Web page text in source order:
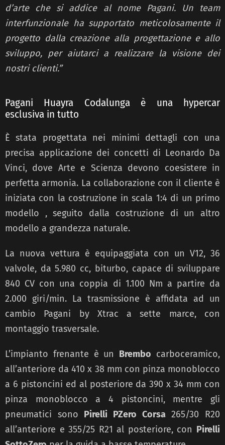
d’arte che si addice al nome Pagani. Un team
interfunzionale ha supportato meticolosamente il
progetto dalla creazione alla progettazione e allo
sviluppo, per aiutarci a realizzare la visione dei
nostri clienti.”
Pagani Huayra Codalunga è una hypercar
esclusiva in tutto
È stata progettata nei minimi dettagli con una
precisa applicazione dei concetti di Leonardo Da
Vinci, dove Arte e Scienza devono coesistere in
perfetta armonia. La collaborazione con il cliente è
iniziata con la costruzione in scala 1:4 di un primo
modello , seguito dalla costruzione di un altro
modello a grandezza naturale.
La nuova vettura è equipaggiata con un V12, 36
valvole, da 5.980 cc, biturbo, capace di sviluppare
840 CV con una coppia di 1.100 Nm a partire da
2.000 giri/min. La trasmissione è affidata ad un
cambio Pagani by Xtrac a sette marce, con
montaggio trasversale.
L’impianto frenante è un Brembo carboceramico,
all’anteriore da 410 x 38 mm con pinza monoblocco
a 6 pistoncini ed al posteriore da 390 x 34 mm con
pinza monoblocco a 4 pistoncini, mentre gli
pneumatici sono Pirelli PZero Corsa265/30 R20
all’anteriore e 355/25 R21 al posteriore, con Pirelli